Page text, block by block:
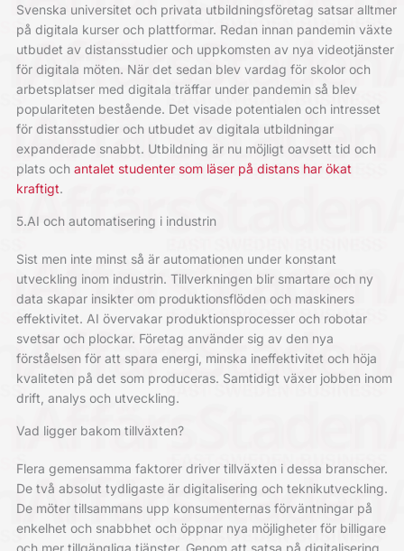
Svenska universitet och privata utbildningsföretag satsar alltmer
på digitala kurser och plattformar. Redan innan pandemin växte
utbudet av distansstudier och uppkomsten av nya videotjänster
för digitala möten. När det sedan blev vardag för skolor och
arbetsplatser med digitala träffar under pandemin så blev
populariteten bestående. Det visade potentialen och intresset
för distansstudier och utbudet av digitala utbildningar
expanderade snabbt. Utbildning är nu möjligt oavsett tid och
plats och antalet studenter som läser på distans har ökat
kraftigt.
5.AI och automatisering i industrin
Sist men inte minst så är automationen under konstant
utveckling inom industrin. Tillverkningen blir smartare och ny
data skapar insikter om produktionsflöden och maskiners
effektivitet. AI övervakar produktionsprocesser och robotar
svetsar och plockar. Företag använder sig av den nya
förståelsen för att spara energi, minska ineffektivitet och höja
kvaliteten på det som produceras. Samtidigt växer jobben inom
drift, analys och utveckling.
Vad ligger bakom tillväxten?
Flera gemensamma faktorer driver tillväxten i dessa branscher.
De två absolut tydligaste är digitalisering och teknikutveckling.
De möter tillsammans upp konsumenternas förväntningar på
enkelhet och snabbhet och öppnar nya möjligheter för billigare